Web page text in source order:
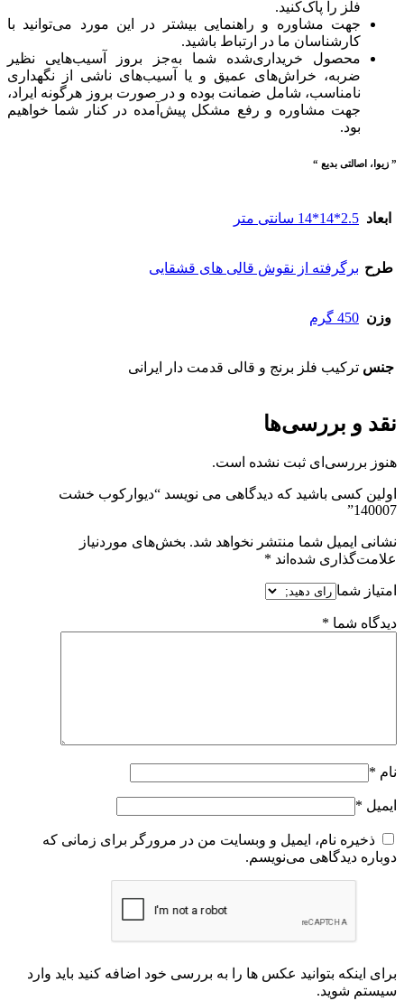
فلز را پاک‌کنید.
جهت مشاوره و راهنمایی بیشتر در این مورد می‌توانید با
کارشناسان ما در ارتباط باشید.
محصول خریداری‌شده شما به‌جز بروز آسیب‌هایی نظیر
ضربه، خراش‌های عمیق و یا آسیب‌های ناشی از نگهداری
نامناسب، شامل ضمانت بوده و در صورت بروز هرگونه ایراد،
جهت مشاوره و رفع مشکل پیش‌آمده در کنار شما خواهیم
بود.
” زیوا، اصالتی بدیع “
ابعاد 2.5*14*14 سانتی متر
طرح برگرفته از نقوش قالی های قشقایی
وزن 450 گرم
جنس ترکیب فلز برنج و قالی قدمت دار ایرانی
نقد و بررسی‌ها
هنوز بررسی‌ای ثبت نشده است.
اولین کسی باشید که دیدگاهی می نویسد “دیوارکوب خشت
140007”
نشانی ایمیل شما منتشر نخواهد شد. بخش‌های موردنیاز
علامت‌گذاری شده‌اند *
امتیاز شما
دیدگاه شما *
نام *
ایمیل *
ذخیره نام، ایمیل و وبسایت من در مرورگر برای زمانی که
دوباره دیدگاهی می‌نویسم.
برای اینکه بتوانید عکس ها را به بررسی خود اضافه کنید باید وارد
سیستم شوید.